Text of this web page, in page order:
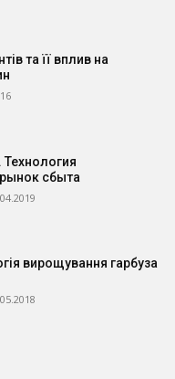
та її вплив на
Технология
сбыта
вирощування гарбуза